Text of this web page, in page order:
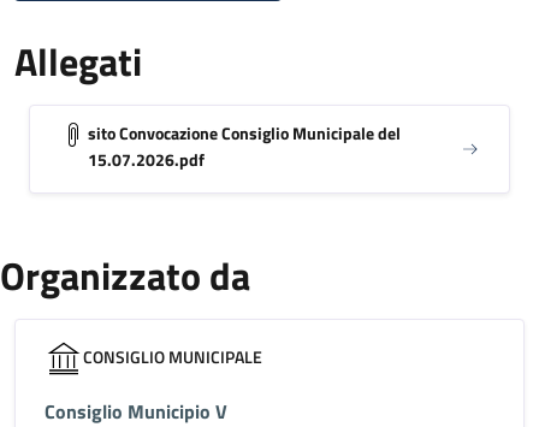
Allegati
sito Convocazione Consiglio Municipale del
15.07.2026.pdf
Organizzato da
CONSIGLIO MUNICIPALE
Consiglio Municipio V